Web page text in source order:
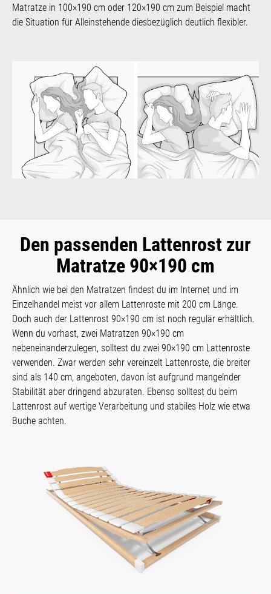
Matratze in 100×190 cm oder 120×190 cm zum Beispiel macht
die Situation für Alleinstehende diesbezüglich deutlich flexibler.
Den passenden Lattenrost zur
Matratze 90×190 cm
Ähnlich wie bei den Matratzen findest du im Internet und im
Einzelhandel meist vor allem Lattenroste mit 200 cm Länge.
Doch auch der Lattenrost 90×190 cm ist noch regulär erhältlich.
Wenn du vorhast, zwei Matratzen 90×190 cm
nebeneinanderzulegen, solltest du zwei 90×190 cm Lattenroste
verwenden. Zwar werden sehr vereinzelt Lattenroste, die breiter
sind als 140 cm, angeboten, davon ist aufgrund mangelnder
Stabilität aber dringend abzuraten. Ebenso solltest du beim
Lattenrost auf wertige Verarbeitung und stabiles Holz wie etwa
Buche achten.